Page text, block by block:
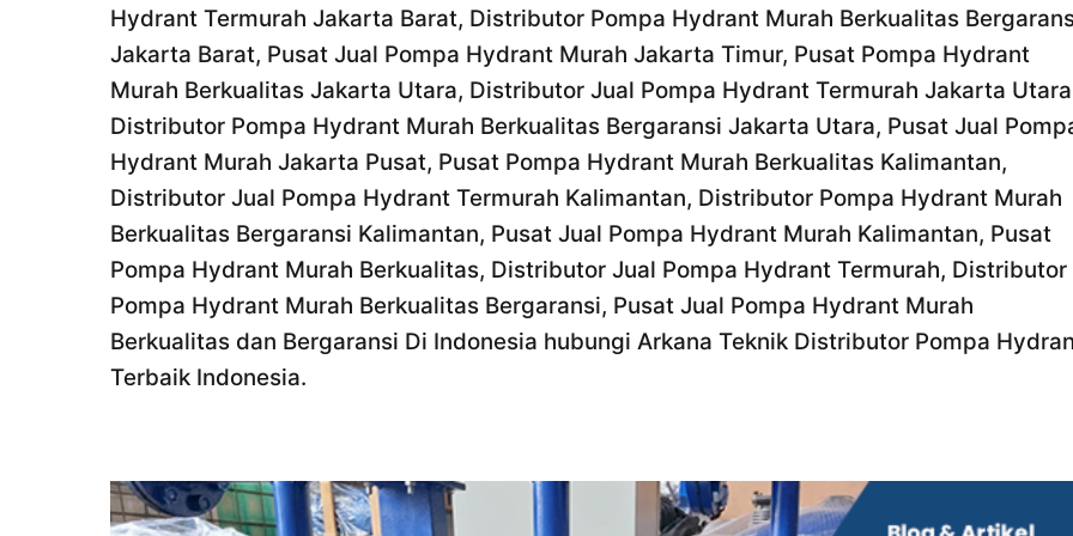
Hydrant Termurah Jakarta Barat, Distributor Pompa Hydrant Murah Berkualitas
Jakarta Barat, Pusat Jual Pompa Hydrant Murah Jakarta Timur, Pusat Pompa Hydrant
Murah Berkualitas Jakarta Utara, Distributor Jual Pompa Hydrant Termurah Jakarta
Distributor Pompa Hydrant Murah Berkualitas Bergaransi Jakarta Utara, Pusat Jual
Hydrant Murah Jakarta Pusat, Pusat Pompa Hydrant Murah Berkualitas Kalimantan,
Distributor Jual Pompa Hydrant Termurah Kalimantan, Distributor Pompa Hydrant Murah
Berkualitas Bergaransi Kalimantan, Pusat Jual Pompa Hydrant Murah Kalimantan, Pusat
Pompa Hydrant Murah Berkualitas, Distributor Jual Pompa Hydrant Termurah, Distributor
Pompa Hydrant Murah Berkualitas Bergaransi, Pusat Jual Pompa Hydrant Murah
Berkualitas dan Bergaransi Di Indonesia hubungi Arkana Teknik Distributor Pompa
Terbaik Indonesia.